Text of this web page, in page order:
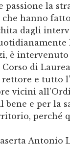
la
hanno
dagli
è
di
e tutto
vicini
bene e per la
perché
Antonio